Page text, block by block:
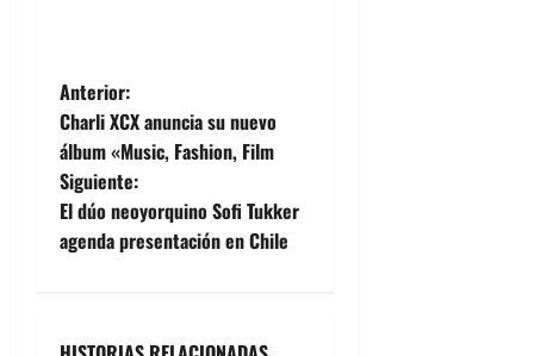
N
a
v
e
Anterior:
Charli XCX anuncia su nuevo
álbum «Music, Fashion, Film
Siguiente:
El dúo neoyorquino Sofi Tukker
agenda presentación en Chile